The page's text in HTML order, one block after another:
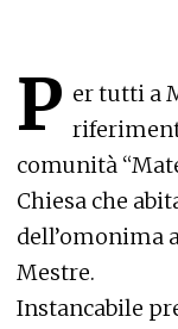
P er tutti a
comunità
Chiesa che
dell’omonima
Mestre.
Instancabile